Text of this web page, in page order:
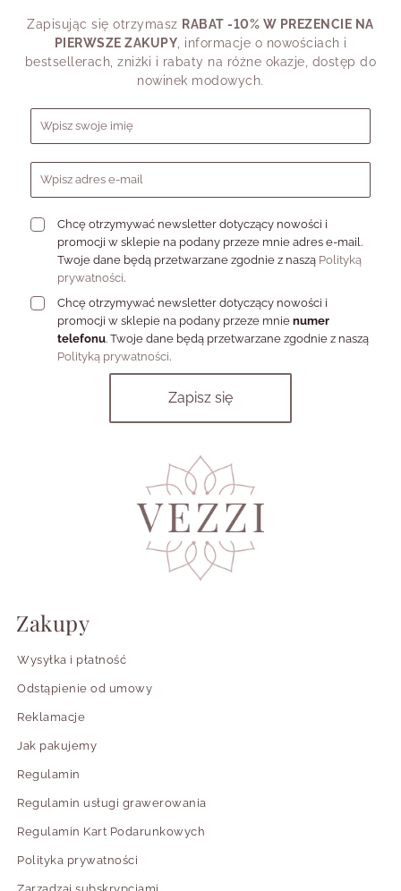
swojego
dziś
Zapisując się otrzymasz RABAT -10% W PREZENCIE NA
PIERWSZE ZAKUPY , informacje o nowościach i
bestsellerach, zniżki i rabaty na różne okazje, dostęp do
nowinek modowych.
Formularz zapisu do newslettera
Chcę otrzymywać newsletter dotyczący nowości i
promocji w sklepie na podany przeze mnie adres e-mail.
Twoje dane będą przetwarzane zgodnie z naszą Polityką
prywatności.
Chcę otrzymywać newsletter dotyczący nowości i
promocji w sklepie na podany przeze mnie numer
telefonu. Twoje dane będą przetwarzane zgodnie z naszą
Polityką prywatności.
Zakupy
Wysyłka i płatność
Odstąpienie od umowy
Reklamacje
Jak pakujemy
Regulamin
Regulamin usługi grawerowania
Regulamin Kart Podarunkowych
Polityka prywatności